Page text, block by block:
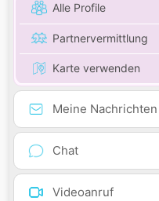
Alle Profile
Partnervermittlung
Karte verwenden
Meine Nachrichten
Chat
Videoanruf